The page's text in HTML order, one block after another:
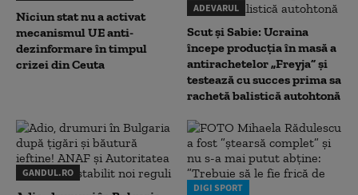
Niciun stat nu a activat
mecanismul UE anti-
dezinformare în timpul
crizei din Ceuta
ADEVARUL
Scut și Sabie: Ucraina
începe producția în masă a
antirachetelor „Freyja” și
testează cu succes prima sa
rachetă balistică autohtonă
GANDUL.RO
DIGI SPORT